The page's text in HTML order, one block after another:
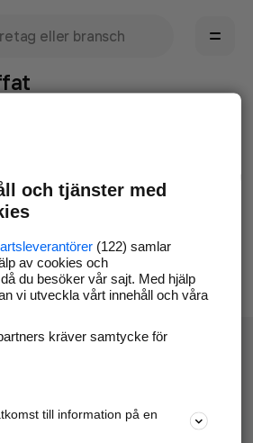
snabbare kan avhjälpa det.
i webbläsaren och försök igen
och platser.
och tjänster med
(122) samlar
av cookies och
du besöker vår sajt. Med hjälp
vi utveckla vårt innehåll och våra
kräver samtycke för
till information på en